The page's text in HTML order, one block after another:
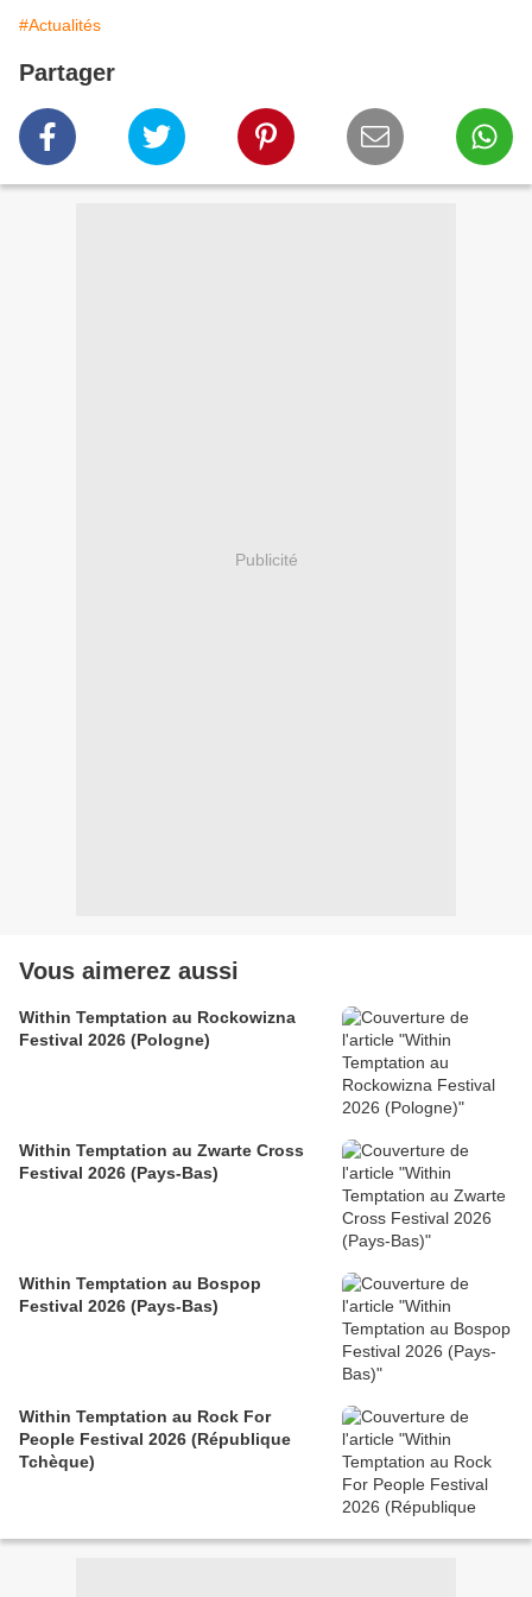
#Actualités
Partager
Publicité
Vous aimerez aussi
Within Temptation au Rockowizna
Festival 2026 (Pologne)
Within Temptation au Zwarte Cross
Festival 2026 (Pays-Bas)
Within Temptation au Bospop
Festival 2026 (Pays-Bas)
Within Temptation au Rock For
People Festival 2026 (République
Tchèque)